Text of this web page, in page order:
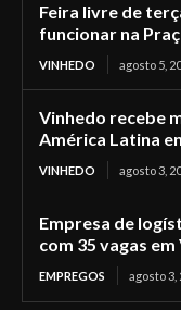
Feira livre de
funcionar na
VINHEDO agosto 5,
Vinhedo recebe
América Latina
VINHEDO agosto 3,
Empresa de
com 35 vagas em
EMPREGOS agosto 3,